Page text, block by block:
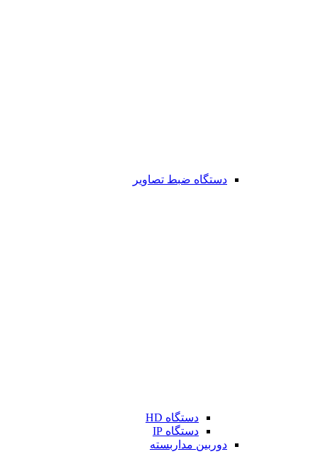
دستگاه ضبط تصاویر
دستگاه HD
دستگاه IP
دوربین مداربسته